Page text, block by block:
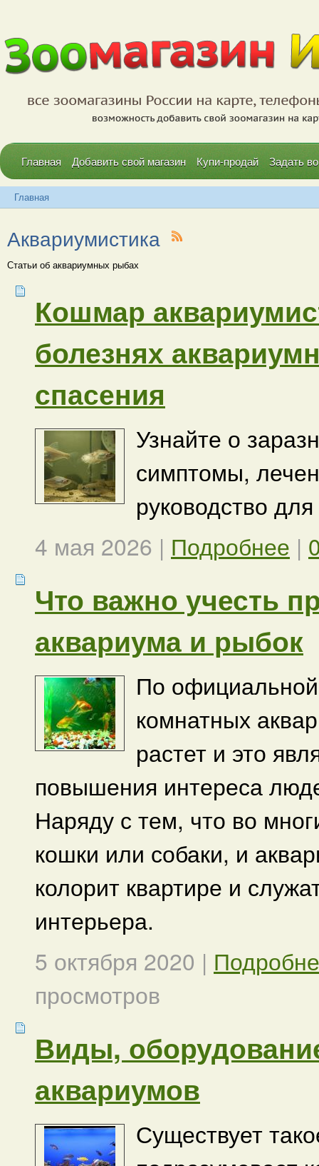
Главная Добавить свой магазин Купи-продай Задать
Главная
Аквариумистика
Статьи об аквариумных рыбах
Кошмар
болезнях
спасения
Узнайте о
симптомы,
руководство
4 мая 2026 | Подробнее |
Что важно учесть
аквариума и рыбок
По официальной
комнатных
растет и это
повышения интереса
Наряду с тем, что во
кошки или собаки, и
колорит квартире и
интерьера.
5 октября 2020 |
просмотров
Виды,
аквариумов
Существует